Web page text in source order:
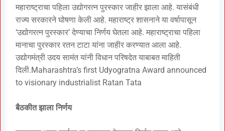
महाराष्ट्राचा पहिला उद्योगरत्न पुरस्कार जाहीर झाला आहे. यासंबंधी
राज्य सरकारने घोषणा केली आहे. महाराष्ट्र शासनाने या वर्षापासून
‘उद्योगरत्न पुरस्कार’ देण्याचा निर्णय घेतला आहे. महाराष्ट्राचा पहिला
मानाचा पुरस्कार रतन टाटा यांना जाहीर करण्यात आला आहे.
उद्योगमंत्री उदय सामंत यांनी विधान परिषदेत याबाबत माहिती
दिली.Maharashtra’s first Udyogratna Award announced
to visionary industrialist Ratan Tata
बैठकीत झाला निर्णय